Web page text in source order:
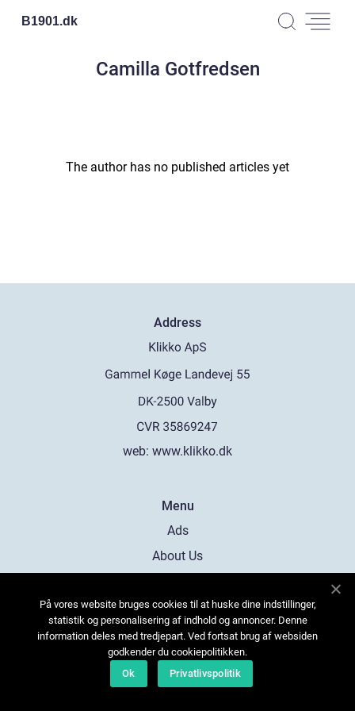
B1901.dk
Camilla Gotfredsen
The author has no published articles yet
Address
web: www.klikko.dk
Menu
Ads
About Us
Contact
Sitemap
På vores website bruges cookies til at huske dine indstillinger,
statistik og personalisering af indhold og annoncer. Denne
information deles med tredjepart. Ved fortsat brug af websiden
godkender du cookiepolitikken.
Ok
Privatlivspolitik